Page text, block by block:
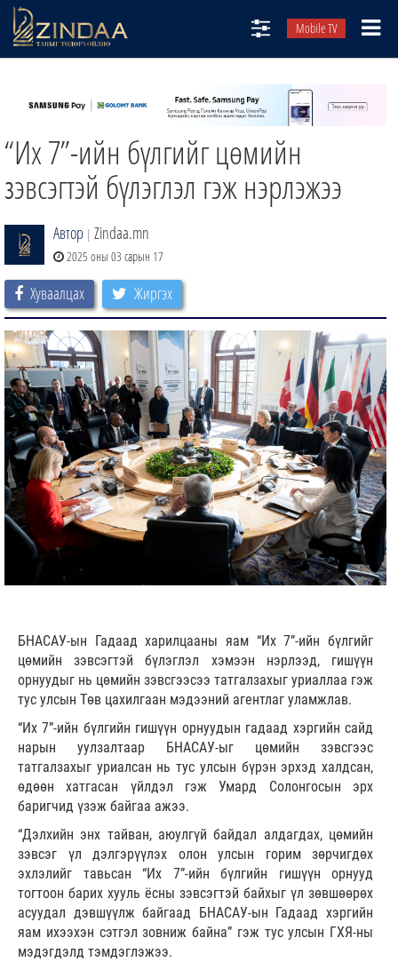
Mobile TV
ТВ8
ӨГЛӨӨНИЙ СОНИН
АУДИО ЗОХИОЛ
“Их 7”-ийн бүлгийг цөмийн
зэвсэгтэй бүлэглэл гэж нэрлэжээ
Автор | Zindaa.mn
2025 оны 03 сарын 17
Хуваалцах Жиргэх
БНАСАУ-ын Гадаад харилцааны яам “Их 7”-ийн бүлгийг
цөмийн зэвсэгтэй бүлэглэл хэмээн нэрлээд, гишүүн
орнуудыг нь цөмийн зэвсгээсээ татгалзахыг уриаллаа гэж
тус улсын Төв цахилгаан мэдээний агентлаг уламжлав.
“Их 7”-ийн бүлгийн гишүүн орнуудын гадаад хэргийн сайд
нарын уулзалтаар БНАСАУ-ыг цөмийн зэвсгээс
татгалзахыг уриалсан нь тус улсын бүрэн эрхэд халдсан,
өдөөн хатгасан үйлдэл гэж Умард Солонгосын эрх
баригчид үзэж байгаа ажээ.
“Дэлхийн энх тайван, аюулгүй байдал алдагдах, цөмийн
зэвсэг үл дэлгэрүүлэх олон улсын горим зөрчигдөх
эхлэлийг тавьсан “Их 7”-ийн бүлгийн гишүүн орнууд
тогтоон барих хууль ёсны зэвсэгтэй байхыг үл зөвшөөрөх
асуудал дэвшүүлж байгаад БНАСАУ-ын Гадаад хэргийн
яам ихээхэн сэтгэл зовниж байна” гэж тус улсын ГХЯ-ны
мэдэгдэлд тэмдэглэжээ.